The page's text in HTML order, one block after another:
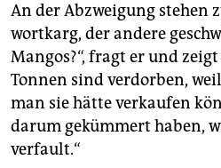
An der Abzweigung stehen
wortkarg, der andere
Mangos?“, fragt er und
Tonnen sind verdorben,
man sie hätte verkaufen
darum gekümmert haben,
verfault.“